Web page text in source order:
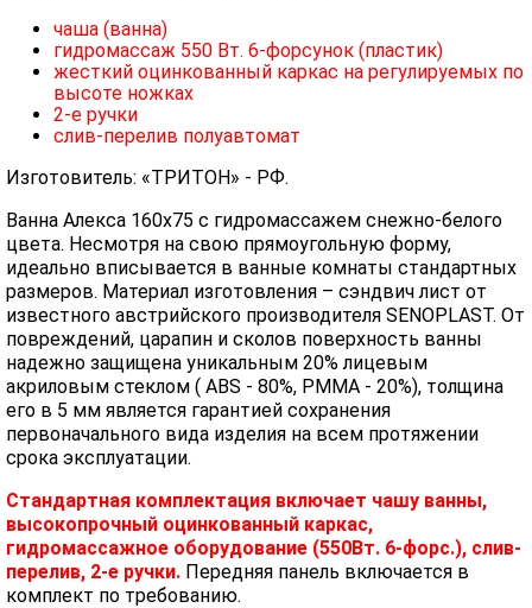
чаша (ванна)
гидромассаж 550 Вт. 6-форсунок (пластик)
жесткий оцинкованный каркас на регулируемых по
высоте ножках
2-е ручки
слив-перелив полуавтомат
Изготовитель: «ТРИТОН» - РФ.
Ванна Алекса 160х75 с гидромассажем снежно-белого
цвета. Несмотря на свою прямоугольную форму,
идеально вписывается в ванные комнаты стандартных
размеров. Материал изготовления – сэндвич лист от
известного австрийского производителя SENOPLAST. От
повреждений, царапин и сколов поверхность ванны
надежно защищена уникальным 20% лицевым
акриловым стеклом ( ABS - 80%, PMMA - 20%), толщина
его в 5 мм является гарантией сохранения
первоначального вида изделия на всем протяжении
срока эксплуатации.
Стандартная комплектация включает чашу ванны,
высокопрочный оцинкованный каркас,
гидромассажное оборудование (550Вт. 6-форс.), слив-
перелив, 2-е ручки. Передняя панель включается в
комплект по требованию.